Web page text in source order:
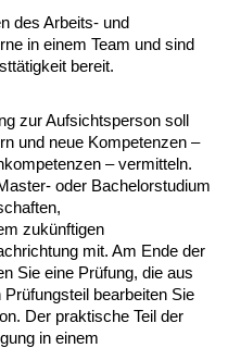
des Arbeits- und
in einem Team und sind
bereit.
zur Aufsichtsperson soll
und neue Kompetenzen –
– vermitteln.
oder Bachelorstudium
zukünftigen
mit. Am Ende der
Sie eine Prüfung, die aus
bearbeiten Sie
Der praktische Teil der
in einem